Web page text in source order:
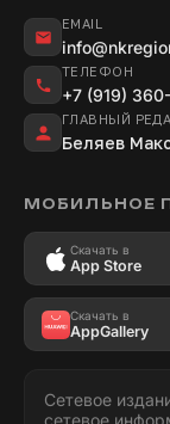
EMAIL
ТЕЛЕФОН
+7 (919)
ГЛАВНЫЙ
Беляев
МОБИЛЬНОЕ
Скачать в
App Store
Скачать в
AppGallery
Сетевое
сетевое